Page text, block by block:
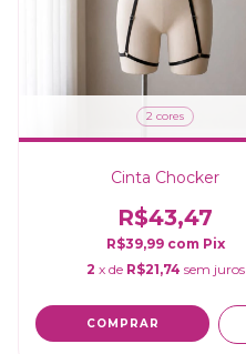
2 cores
Cinta Chocker
R$43,47
R$39,99 com Pix
2 x de R$21,74 sem juros
COMPRAR